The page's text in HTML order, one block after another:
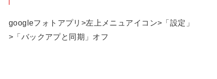
googleフォトアプリ>左上メニュアイコン>「設定」
>「バックアプと同期」オフ